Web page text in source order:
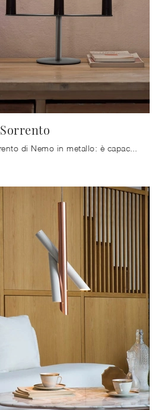
Sorrento